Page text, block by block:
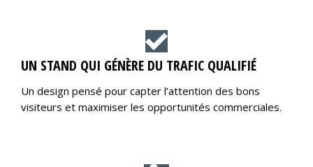
UN STAND QUI GÉNÈRE DU TRAFIC QUALIFIÉ
Un design pensé pour capter l’attention des bons
visiteurs et maximiser les opportunités commerciales.